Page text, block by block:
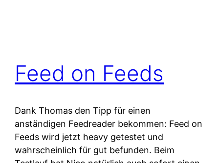
Feed on Feeds
Dank Thomas den Tipp für einen
anständigen Feedreader bekommen: Feed on
Feeds wird jetzt heavy getestet und
wahrscheinlich für gut befunden. Beim